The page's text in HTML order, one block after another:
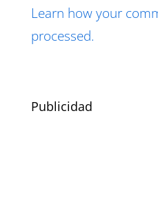
Learn how your
processed.
Publicidad